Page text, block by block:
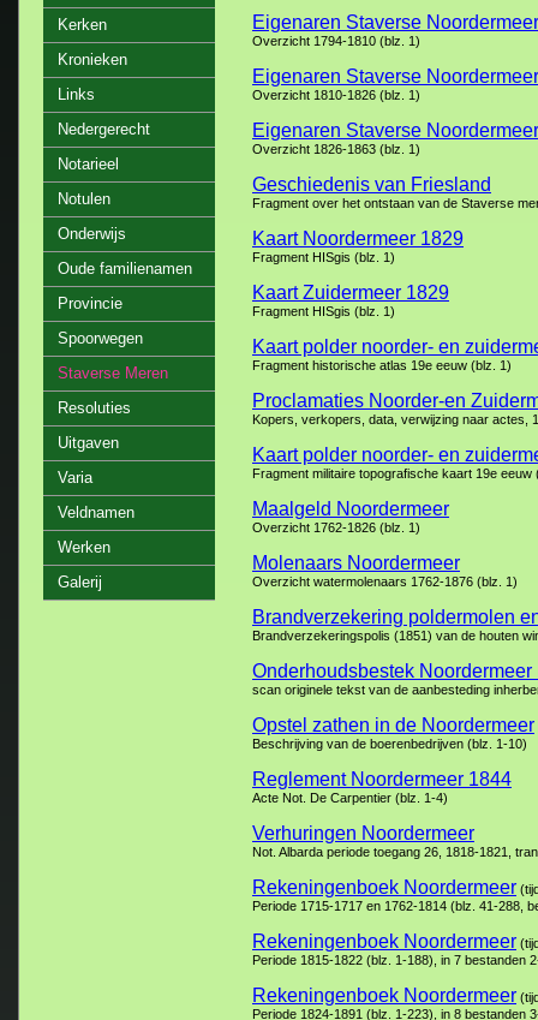
Kerken
Kronieken
Links
Nedergerecht
Notarieel
Notulen
Onderwijs
Oude familienamen
Provincie
Spoorwegen
Staverse Meren
Resoluties
Uitgaven
Varia
Veldnamen
Werken
Galerij
Eigenaren Staverse Noordermeer
Overzicht 1794-1810 (blz. 1)
Eigenaren Staverse Noordermeer
Overzicht 1810-1826 (blz. 1)
Eigenaren Staverse Noordermeer
Overzicht 1826-1863 (blz. 1)
Geschiedenis van Friesland
Fragment over het ontstaan van de Staverse
Kaart Noordermeer 1829
Fragment HISgis (blz. 1)
Kaart Zuidermeer 1829
Fragment HISgis (blz. 1)
Kaart polder noorder- en
Fragment historische atlas 19e eeuw (blz. 1)
Proclamaties Noorder-en
Kopers, verkopers, data, verwijzing naar actes,
Kaart polder noorder- en
Fragment militaire topografische kaart 19e eeuw
Maalgeld Noordermeer
Overzicht 1762-1826 (blz. 1)
Molenaars Noordermeer
Overzicht watermolenaars 1762-1876 (blz. 1)
Brandverzekering poldermolen
Brandverzekeringspolis (1851) van de houten
Onderhoudsbestek Noordermeer
scan originele tekst van de aanbesteding
Opstel zathen in de Noordermeer
Beschrijving van de boerenbedrijven (blz. 1-10)
Reglement Noordermeer 1844
Acte Not. De Carpentier (blz. 1-4)
Verhuringen Noordermeer
Not. Albarda periode toegang 26, 1818-1821,
Rekeningenboek Noordermeer
Periode 1715-1717 en 1762-1814 (blz. 41-288,
Rekeningenboek Noordermeer
Periode 1815-1822 (blz. 1-188), in 7 bestanden
Rekeningenboek Noordermeer
Periode 1824-1891 (blz. 1-223), in 8 bestanden